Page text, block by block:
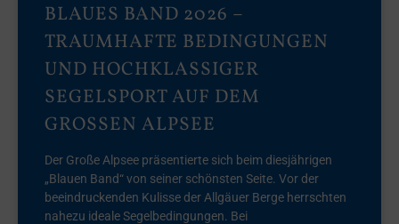
BLAUES BAND 2026 –
TRAUMHAFTE BEDINGUNGEN
UND HOCHKLASSIGER
SEGELSPORT AUF DEM
GROSSEN ALPSEE
Der Große Alpsee präsentierte sich beim diesjährigen
„Blauen Band“ von seiner schönsten Seite. Vor der
beeindruckenden Kulisse der Allgäuer Berge herrschten
nahezu ideale Segelbedingungen. Bei